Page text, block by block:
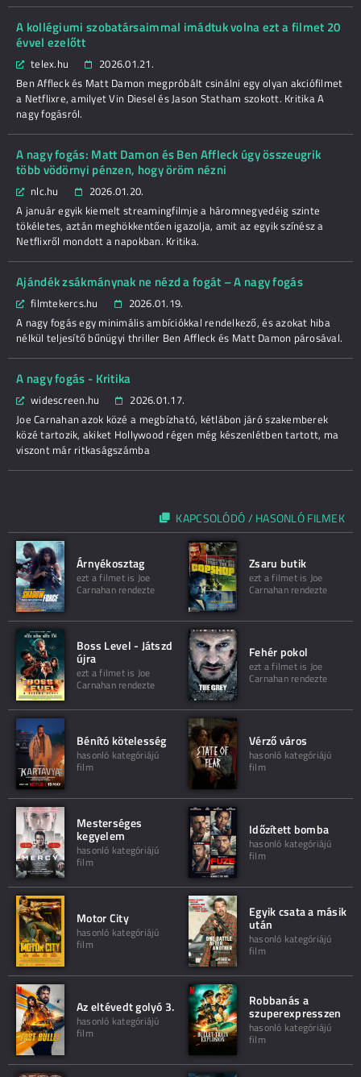
A kollégiumi szobatársaimmal imádtuk volna ezt a filmet 20
évvel ezelőtt
telex.hu
2026.01.21.
Ben Affleck és Matt Damon megpróbált csinálni egy olyan akciófilmet
a Netflixre, amilyet Vin Diesel és Jason Statham szokott. Kritika A
nagy fogásról.
A nagy fogás: Matt Damon és Ben Affleck úgy összeugrik
több vödörnyi pénzen, hogy öröm nézni
nlc.hu
2026.01.20.
A január egyik kiemelt streamingfilmje a háromnegyedéig szinte
tökéletes, aztán meghökkentően igazolja, amit az egyik színész a
Netflixről mondott a napokban. Kritika.
Ajándék zsákmánynak ne nézd a fogát – A nagy fogás
filmtekercs.hu
2026.01.19.
A nagy fogás egy minimális ambíciókkal rendelkező, és azokat hiba
nélkül teljesítő bűnügyi thriller Ben Affleck és Matt Damon párosával.
A nagy fogás - Kritika
widescreen.hu
2026.01.17.
Joe Carnahan azok közé a megbízható, kétlábon járó szakemberek
közé tartozik, akiket Hollywood régen még készenlétben tartott, ma
viszont már ritkaságszámba
KAPCSOLÓDÓ / HASONLÓ FILMEK
Árnyékosztag
ezt a filmet is Joe
Carnahan rendezte
Zsaru butik
ezt a filmet is Joe
Carnahan rendezte
Boss Level - Játszd
újra
ezt a filmet is Joe
Carnahan rendezte
Fehér pokol
ezt a filmet is Joe
Carnahan rendezte
Bénító kötelesség
hasonló kategóriájú
film
Vérző város
hasonló kategóriájú
film
Mesterséges
kegyelem
hasonló kategóriájú
film
Időzített bomba
hasonló kategóriájú
film
Motor City
hasonló kategóriájú
film
Egyik csata a másik
után
hasonló kategóriájú
film
Az eltévedt golyó 3.
hasonló kategóriájú
film
Robbanás a
szuperexpresszen
hasonló kategóriájú
film